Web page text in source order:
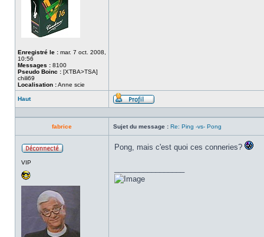
Enregistré le : mar. 7 oct. 2008,
10:56
Messages : 8100
Pseudo Boinc : [XTBA>TSA]
chili69
Localisation :Anne scie
Haut
Profil
fabrice Sujet du message : Re: Ping -vs- Pong
VIP
Pong, mais c'est quoi ces conneries?